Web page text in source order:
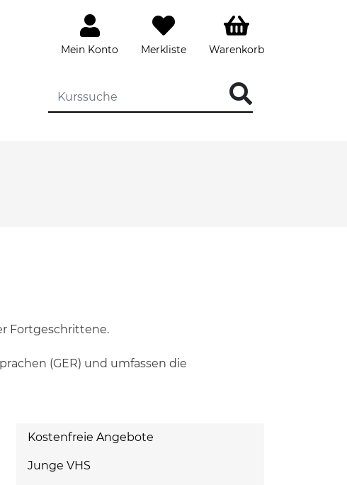
Mein Konto Merkliste Warenkorb
Fortgeschrittene.
(GER) und umfassen die
Kostenfreie Angebote
Junge VHS